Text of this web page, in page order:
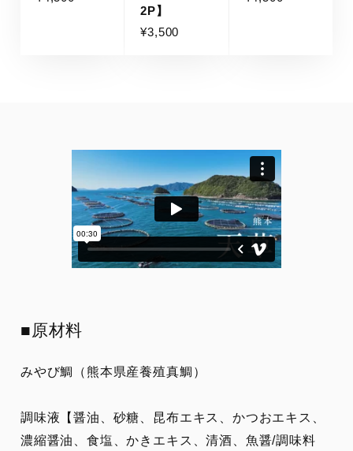
2P】
¥3,500
■原材料
みやび鯛（熊本県産養殖真鯛）
調味液【醤油、砂糖、昆布エキス、かつおエキス、
濃縮醤油、食塩、かきエキス、清酒、魚醤/調味料